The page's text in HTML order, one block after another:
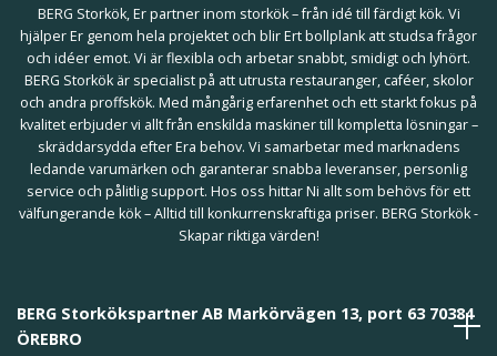
BERG Storkök, Er partner inom storkök – från idé till färdigt kök. Vi
hjälper Er genom hela projektet och blir Ert bollplank att studsa frågor
och idéer emot. Vi är flexibla och arbetar snabbt, smidigt och lyhört.
BERG Storkök är specialist på att utrusta restauranger, caféer, skolor
och andra proffskök. Med mångårig erfarenhet och ett starkt fokus på
kvalitet erbjuder vi allt från enskilda maskiner till kompletta lösningar –
skräddarsydda efter Era behov. Vi samarbetar med marknadens
ledande varumärken och garanterar snabba leveranser, personlig
service och pålitlig support. Hos oss hittar Ni allt som behövs för ett
välfungerande kök – Alltid till konkurrenskraftiga priser. BERG Storkök -
Skapar riktiga värden!
BERG Storkökspartner AB Markörvägen 13, port 63 70384
ÖREBRO